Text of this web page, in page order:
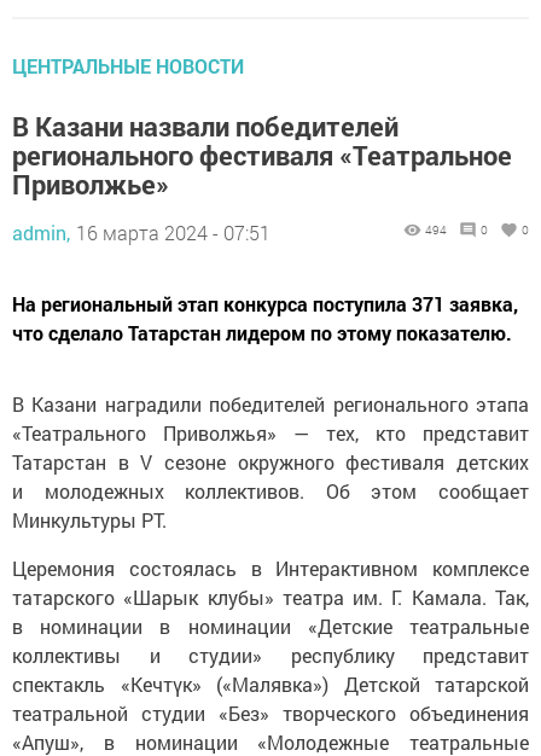
ЦЕНТРАЛЬНЫЕ НОВОСТИ
В Казани назвали победителей
регионального фестиваля «Театральное
Приволжье»
admin, 16 марта 2024 - 07:51 494 0 0
На региональный этап конкурса поступила 371 заявка,
что сделало Татарстан лидером по этому показателю.
В Казани наградили победителей регионального этапа
«Театрального Приволжья» — тех, кто представит
Татарстан в V сезоне окружного фестиваля детских
и молодежных коллективов. Об этом сообщает
Минкультуры РТ.
Церемония состоялась в Интерактивном комплексе
татарского «Шарык клубы» театра им. Г. Камала. Так,
в номинации в номинации «Детские театральные
коллективы и студии» республику представит
спектакль «Кечтүк» («Малявка») Детской татарской
театральной студии «Без» творческого объединения
«Апуш», в номинации «Молодежные театральные